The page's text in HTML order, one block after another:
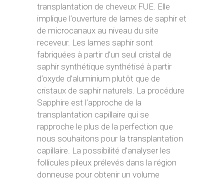
transplantation de cheveux FUE. Elle
implique l’ouverture de lames de saphir et
de microcanaux au niveau du site
receveur. Les lames saphir sont
fabriquées à partir d’un seul cristal de
saphir synthétique synthétisé à partir
d’oxyde d’aluminium plutôt que de
cristaux de saphir naturels. La procédure
Sapphire est l’approche de la
transplantation capillaire qui se
rapproche le plus de la perfection que
nous souhaitons pour la transplantation
capillaire. La possibilité d’analyser les
follicules pileux prélevés dans la région
donneuse pour obtenir un volume